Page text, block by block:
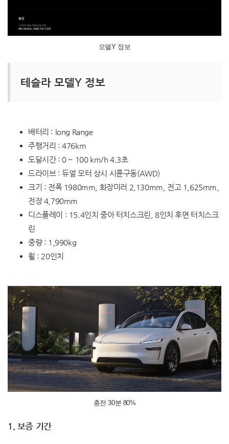
모델Y 정보
테슬라 모델Y 정보
배터리 : long Range
주행거리 : 476km
도달시간 : 0 ~ 100 km/h 4.3초
드라이브 : 듀얼 모터 상시 시륜구동(AWD)
크기 : 전폭 1980mm, 화장미러 2,130mm, 전고 1,625mm,
전장 4,790mm
디스플레이 : 15.4인치 중아 터치스크린, 8인치 후면 터치스크
린
중량 : 1,990kg
휠 : 20인치
충전 30분 80%
1. 보증 기간